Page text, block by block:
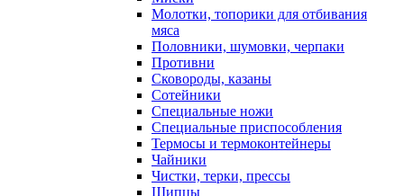
Молотки, топорики для отбивания
мяса
Половники, шумовки, черпаки
Противни
Сковороды, казаны
Сотейники
Специальные ножи
Специальные приспособления
Термосы и термоконтейнеры
Чайники
Чистки, терки, прессы
Щипцы